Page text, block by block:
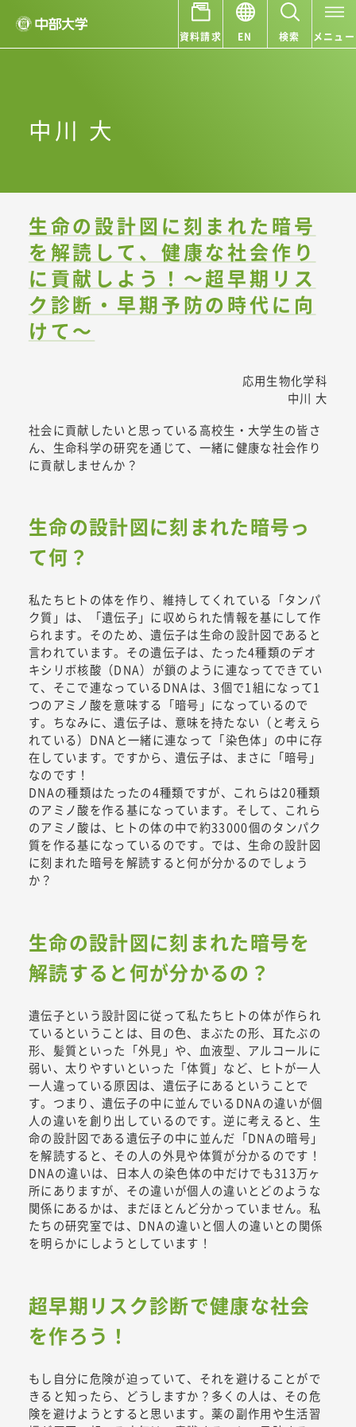
資料請求 EN 検索 メニュー
中川 大
生命の設計図に刻まれた暗号
を解読して、健康な社会作り
に貢献しよう！ ～超早期リス
ク診断・早期予防の時代に向
けて～
応用生物化学科
中川 大
社会に貢献したいと思っている高校生・大学生の皆さ
ん、生命科学の研究を通じて、一緒に健康な社会作り
に貢献しませんか？
生命の設計図に刻まれた暗号っ
て何？
私たちヒトの体を作り、維持してくれている「タンパ
ク質」は、「遺伝子」に収められた情報を基にして作
られます。そのため、遺伝子は生命の設計図であると
言われています。その遺伝子は、たった4種類のデオ
キシリボ核酸（DNA）が鎖のように連なってできてい
て、そこで連なっているDNAは、3個で1組になって1
つのアミノ酸を意味する「暗号」になっているので
す。ちなみに、遺伝子は、意味を持たない（と考えら
れている）DNAと一緒に連なって「染色体」の中に存
在しています。ですから、遺伝子は、まさに「暗号」
なのです！
DNAの種類はたったの4種類ですが、これらは20種類
のアミノ酸を作る基になっています。そして、これら
のアミノ酸は、ヒトの体の中で約33000個のタンパク
質を作る基になっているのです。では、生命の設計図
に刻まれた暗号を解読すると何が分かるのでしょう
か？
生命の設計図に刻まれた暗号を
解読すると何が分かるの？
遺伝子という設計図に従って私たちヒトの体が作られ
ているということは、目の色、まぶたの形、耳たぶの
形、髪質といった「外見」や、血液型、アルコールに
弱い、太りやすいといった「体質」など、ヒトが一人
一人違っている原因は、遺伝子にあるということで
す。つまり、遺伝子の中に並んでいるDNAの違いが個
人の違いを創り出しているのです。逆に考えると、生
命の設計図である遺伝子の中に並んだ「DNAの暗号」
を解読すると、その人の外見や体質が分かるのです！
DNAの違いは、日本人の染色体の中だけでも313万ヶ
所にありますが、その違いが個人の違いとどのような
関係にあるかは、まだほとんど分かっていません。私
たちの研究室では、DNAの違いと個人の違いとの関係
を明らかにしようとしています！
超早期リスク診断で健康な社会
を作ろう！
もし自分に危険が迫っていて、それを避けることがで
きると知ったら、どうしますか？多くの人は、その危
険を避けようとすると思います。薬の副作用や生活習